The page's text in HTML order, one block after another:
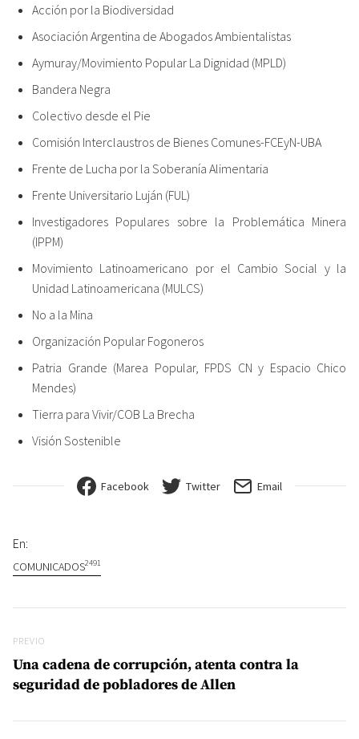
Acción por la Biodiversidad
Asociación Argentina de Abogados Ambientalistas
Aymuray/Movimiento Popular La Dignidad (MPLD)
Bandera Negra
Colectivo desde el Pie
Comisión Interclaustros de Bienes Comunes-FCEyN-UBA
Frente de Lucha por la Soberanía Alimentaria
Frente Universitario Luján (FUL)
Investigadores Populares sobre la Problemática Minera
(IPPM)
Movimiento Latinoamericano por el Cambio Social y la
Unidad Latinoamericana (MULCS)
No a la Mina
Organización Popular Fogoneros
Patria Grande (Marea Popular, FPDS CN y Espacio Chico
Mendes)
Tierra para Vivir/COB La Brecha
Visión Sostenible
Facebook Twitter Email
En:
COMUNICADOS2491
Previo
PREVIO
Una cadena de corrupción, atenta contra la
seguridad de pobladores de Allen